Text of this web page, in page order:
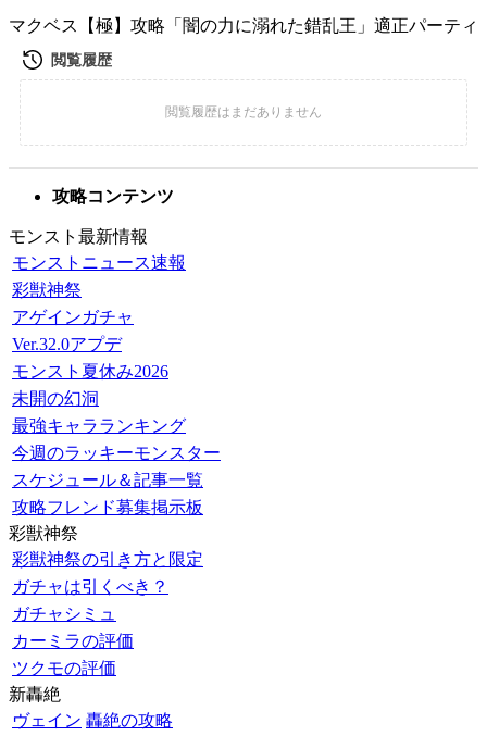
マクベス【極】攻略「闇の力に溺れた錯乱王」適正パーティ
攻略コンテンツ
モンスト最新情報
モンストニュース速報
彩獣神祭
アゲインガチャ
Ver.32.0アプデ
モンスト夏休み2026
未開の幻洞
最強キャラランキング
今週のラッキーモンスター
スケジュール＆記事一覧
攻略フレンド募集掲示板
彩獣神祭
彩獣神祭の引き方と限定
ガチャは引くべき？
ガチャシミュ
カーミラの評価
ツクモの評価
新轟絶
ヴェイン 轟絶の攻略